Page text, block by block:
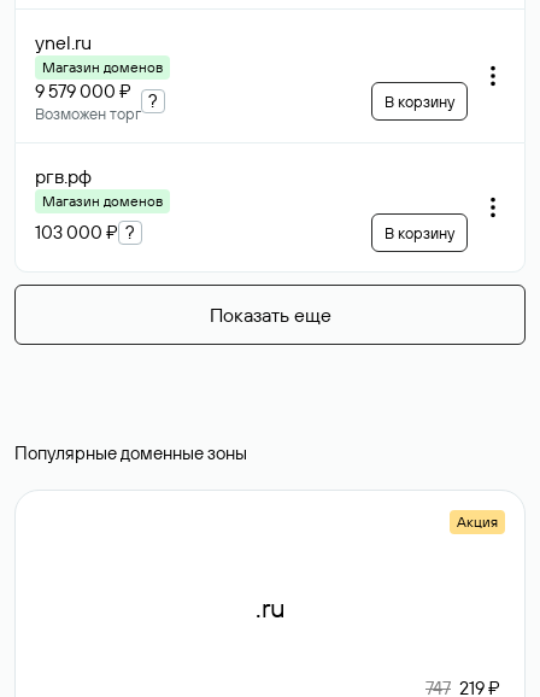
ynel.ru
Магазин доменов
9 579 000 ₽
Возможен торг
? В корзину
ргв.рф
Магазин доменов
103 000 ₽ ? В корзину
Показать еще
Популярные доменные зоны
Акция
.ru
747 219 ₽